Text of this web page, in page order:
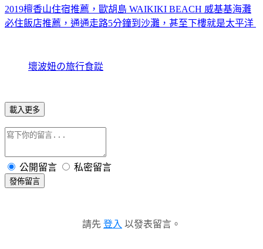
2019檀香山住宿推薦，歐胡島 WAIKIKI BEACH 威基基海灘
必住飯店推薦，通通走路5分鐘到沙灘，甚至下樓就是太平洋
壞波妞の旅行食踨
載入更多
公開留言 私密留言
發佈留言
請先 登入 以發表留言。